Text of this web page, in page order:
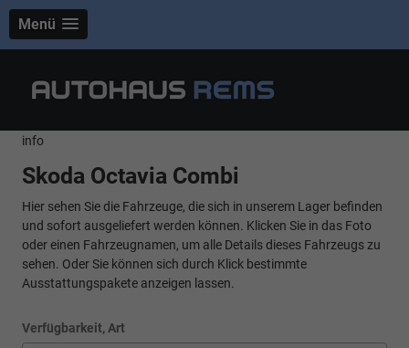
Menü
info
Skoda Octavia Combi
Hier sehen Sie die Fahrzeuge, die sich in unserem Lager befinden
und sofort ausgeliefert werden können. Klicken Sie in das Foto
oder einen Fahrzeugnamen, um alle Details dieses Fahrzeugs zu
sehen. Oder Sie können sich durch Klick bestimmte
Ausstattungspakete anzeigen lassen.
Verfügbarkeit, Art